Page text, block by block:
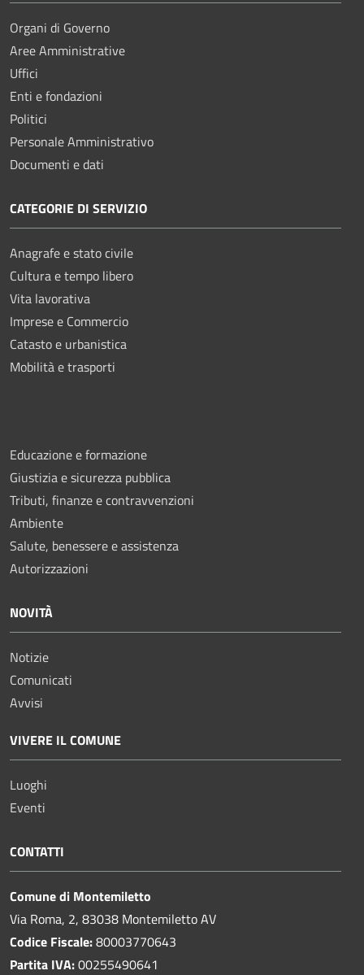
Organi di Governo
Aree Amministrative
Uffici
Enti e fondazioni
Politici
Personale Amministrativo
Documenti e dati
CATEGORIE DI SERVIZIO
Anagrafe e stato civile
Cultura e tempo libero
Vita lavorativa
Imprese e Commercio
Catasto e urbanistica
Mobilità e trasporti
Educazione e formazione
Giustizia e sicurezza pubblica
Tributi, finanze e contravvenzioni
Ambiente
Salute, benessere e assistenza
Autorizzazioni
NOVITÀ
Notizie
Comunicati
Avvisi
VIVERE IL COMUNE
Luoghi
Eventi
CONTATTI
Comune di Montemiletto
Via Roma, 2, 83038 Montemiletto AV
Codice Fiscale:80003770643
Partita IVA:00255490641